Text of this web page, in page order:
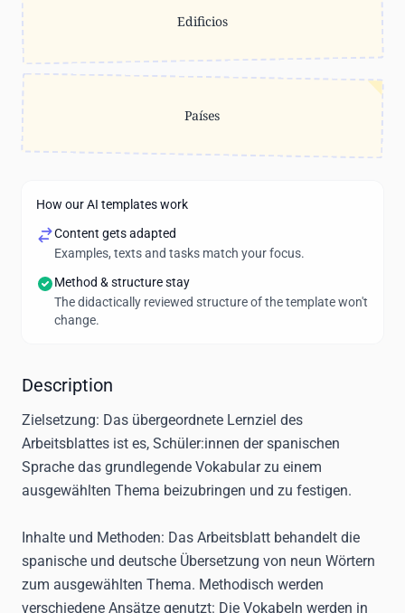
Edificios
Países
How our AI templates work
Content gets adapted
Examples, texts and tasks match your focus.
Method & structure stay
The didactically reviewed structure of the template won't
change.
Description
Zielsetzung: Das übergeordnete Lernziel des
Arbeitsblattes ist es, Schüler:innen der spanischen
Sprache das grundlegende Vokabular zu einem
ausgewählten Thema beizubringen und zu festigen.
Inhalte und Methoden: Das Arbeitsblatt behandelt die
spanische und deutsche Übersetzung von neun Wörtern
zum ausgewählten Thema. Methodisch werden
verschiedene Ansätze genutzt: Die Vokabeln werden in